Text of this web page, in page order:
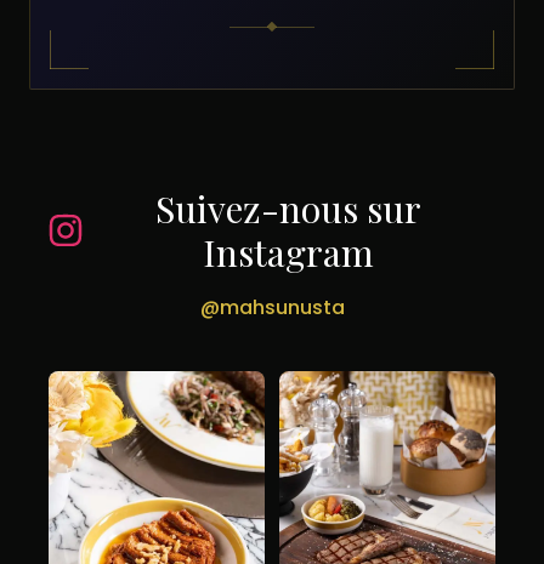
Suivez-nous sur
Instagram
@mahsunusta